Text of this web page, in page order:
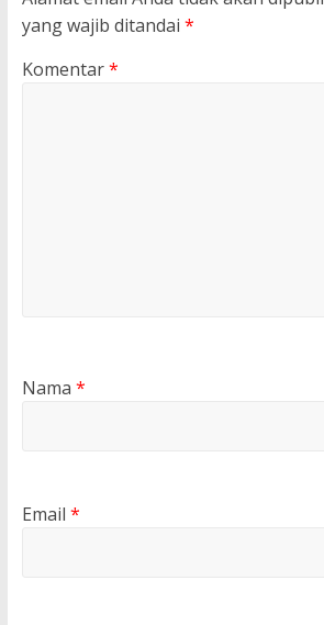
yang wajib ditandai *
Komentar*
Nama *
Email *